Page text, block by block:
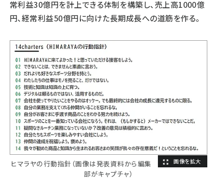
常利益30億円を計上できる体制を構築し、売上高1000億
円、経常利益50億円に向けた長期成長への道筋を作る。
ヒマラヤの行動指針（画像は発表資料から編集
部がキャプチャ）